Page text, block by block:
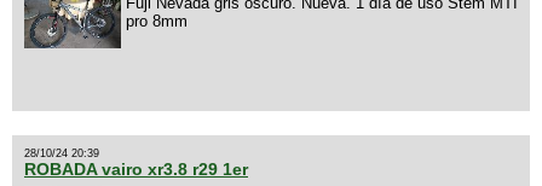
pro 8mm
28/10/24 20:39
ROBADA vairo xr3.8 r29 1er